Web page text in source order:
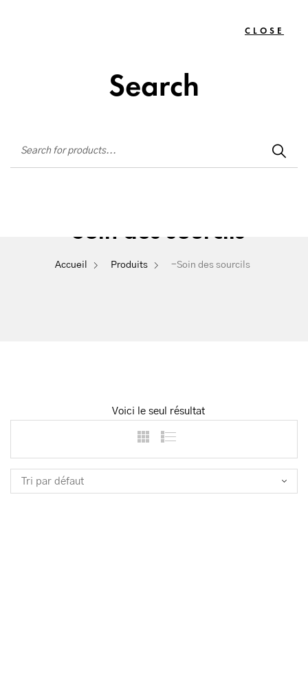
Search
CLOSE
-Soin des sourcils
Accueil Produits -Soin des sourcils
Voici le seul résultat